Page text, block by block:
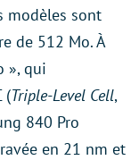
modèles sont
de 512 Mo. À
», qui
(Triple-Level Cell,
840 Pro
en 21 nm et